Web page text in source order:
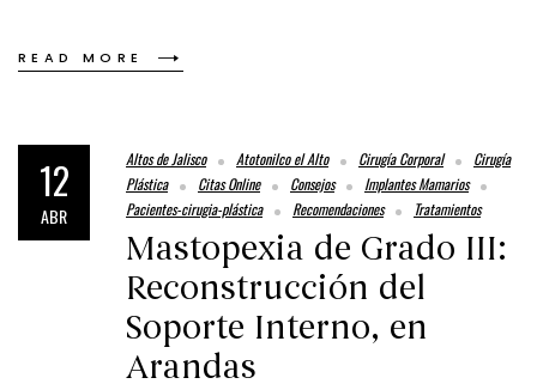
READ MORE
12
ABR
Altos de Jalisco Atotonilco el Alto Cirugía Corporal
Cirugía
Plástica
Citas Online Consejos
Implantes Mamarios
Pacientes-cirugia-plástica
Recomendaciones Tratamientos
Mastopexia de Grado III:
Reconstrucción del
Soporte Interno, en
Arandas